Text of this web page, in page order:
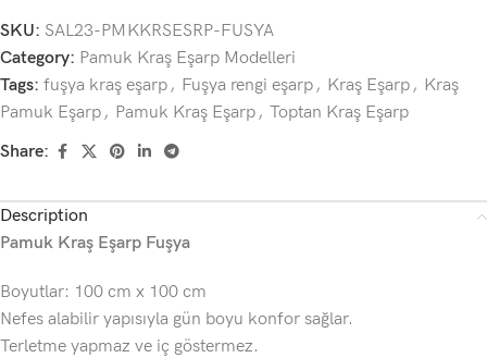
SKU: SAL23-PMKKRSESRP-FUSYA
Category: Pamuk Kraş Eşarp Modelleri
Tags: fuşya kraş eşarp , Fuşya rengi eşarp , Kraş Eşarp , Kraş
Pamuk Eşarp , Pamuk Kraş Eşarp , Toptan Kraş Eşarp
Share:
Description
Pamuk Kraş Eşarp Fuşya
Boyutlar: 100 cm x 100 cm
Nefes alabilir yapısıyla gün boyu konfor sağlar.
Terletme yapmaz ve iç göstermez.